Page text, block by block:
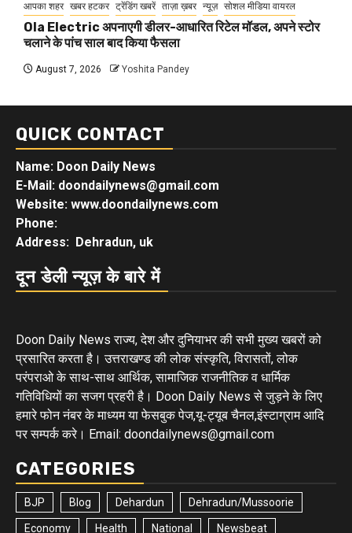
आपका शहर खबर हटकर ट्रेंडिंग खबरें ताज़ा ख़बर न्यूज़ सोशल मीडिया वायरल
Ola Electric अपनाएगी डीलर-आधारित रिटेल मॉडल, अपने स्टोर
चलाने के पांच साल बाद किया फैसला
August 7, 2026 Yoshita Pandey
QUICK CONTACT
Name: Doon Daily News
E-Mail: doondailynews@gmail.com
Website: www.doondailynews.com
Phone:
Address: Dehradun, uk
दून डेली न्यूज़ के बारे में
Doon Daily News राज्य, देश और दुनियाभर की सभी मुख्य खबरों को
प्रसारित करता है। उत्तराखण्ड की लोक संस्कृति, विरासतों, लोक
परंपराओ के साथ-साथ आर्थिक, सामाजिक राजनीतिक व धार्मिक
गतिविधियों का सजग प्रहरी है। Doon Daily News से जुड़ने के लिए
हमारे फोन नंबर के माध्यम या फेसबुक पेज,यू-ट्यूब चैनल,इंस्टाग्राम आदि
पर सम्पर्क करे। Email: doondailynews@gmail.com
CATEGORIES
BJP Blog Dehardun Dehradun/Mussoorie
Economy Health National Newsbeat